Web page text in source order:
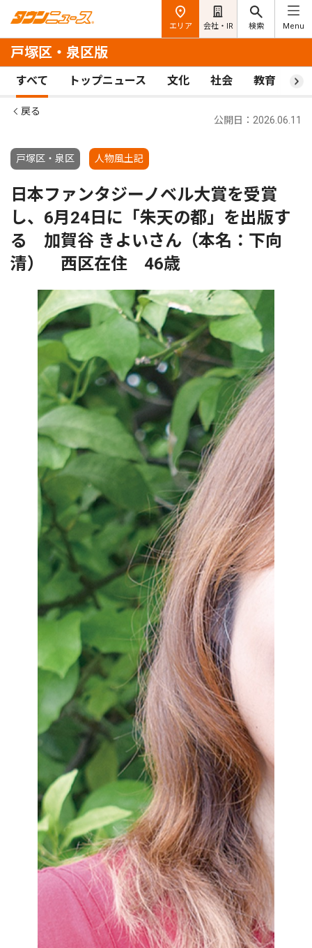
エリア 会社・IR 検索 Menu
戸塚区・泉区版
すべて トップニュース 文化 社会 教育 ス
戻る
戸塚区・泉区 人物風土記
公開日：2026.06.11
日本ファンタジーノベル大賞を受賞
し、6月24日に「朱天の都」を出版す
る 加賀谷 きよいさん（本名：下向
清） 西区在住 46歳